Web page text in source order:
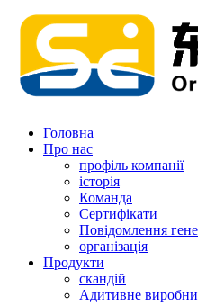
Головна
Про нас
профіль компанії
історія
Команда
Сертифікати
Повідомлення
організація
Продукти
скандій
Адитивне